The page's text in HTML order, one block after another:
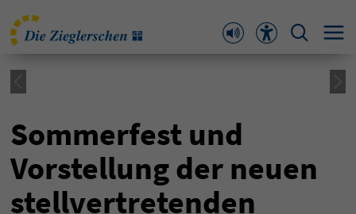
Sommerfest und
Vorstellung der neuen
stellvertretenden